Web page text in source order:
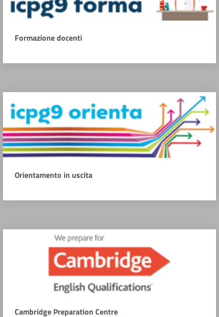
Formazione docenti
Orientamento in uscita
Cambridge Preparation Centre